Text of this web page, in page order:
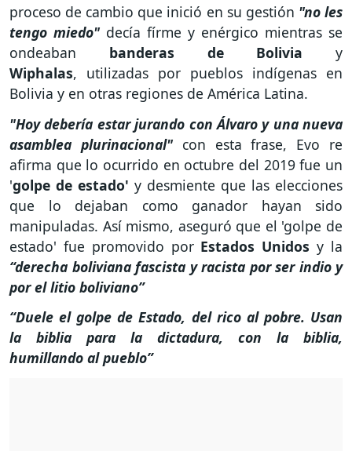
proceso de cambio que inició en su gestión "no les
tengo miedo" decía fírme y enérgico mientras se
ondeaban banderas de Bolivia y
Wiphalas, utilizadas por pueblos indígenas en
Bolivia y en otras regiones de América Latina.
"Hoy debería estar jurando con Álvaro y una nueva
asamblea plurinacional" con esta frase, Evo re
afirma que lo ocurrido en octubre del 2019 fue un
'golpe de estado' y desmiente que las elecciones
que lo dejaban como ganador hayan sido
manipuladas. Así mismo, aseguró que el 'golpe de
estado' fue promovido por Estados Unidos y la
“derecha boliviana fascista y racista por ser indio y
por el litio boliviano”
“Duele el golpe de Estado, del rico al pobre. Usan
la biblia para la dictadura, con la biblia,
humillando al pueblo”